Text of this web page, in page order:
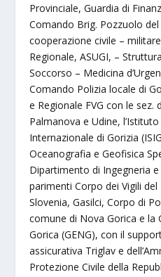
Provinciale, Guardia di
Comando Brig. Pozzuolo
cooperazione civile –
Regionale, ASUGI, –
Soccorso – Medicina
Comando Polizia locale di
e Regionale FVG con le
Palmanova e Udine,
Internazionale di Gorizia
Oceanografia e Geofisica
Dipartimento di Ingegneria
parimenti Corpo dei Vigili
Slovenia, Gasilci, Corpo di
comune di Nova Gorica e la
Gorica (GENG), con il
assicurativa Triglav e
Protezione Civile della